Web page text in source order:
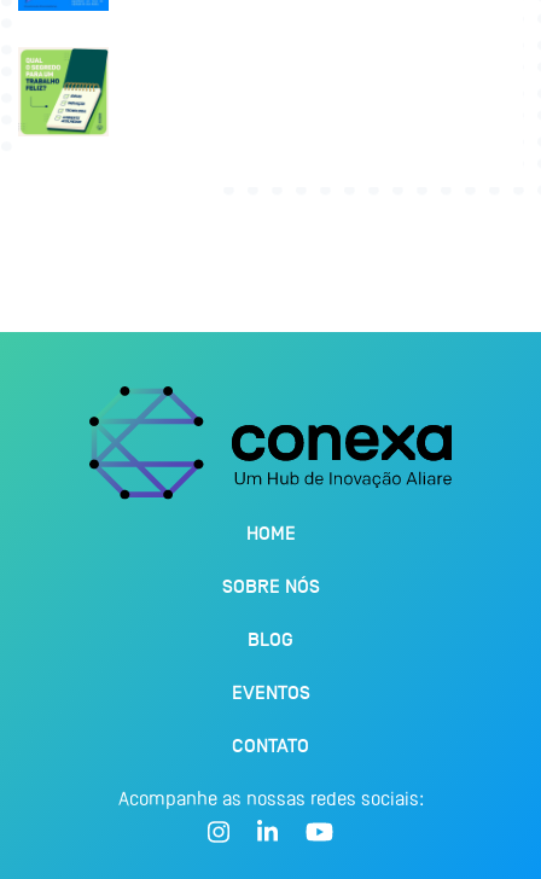
HOME
SOBRE NÓS
BLOG
EVENTOS
CONTATO
Acompanhe as nossas redes sociais: